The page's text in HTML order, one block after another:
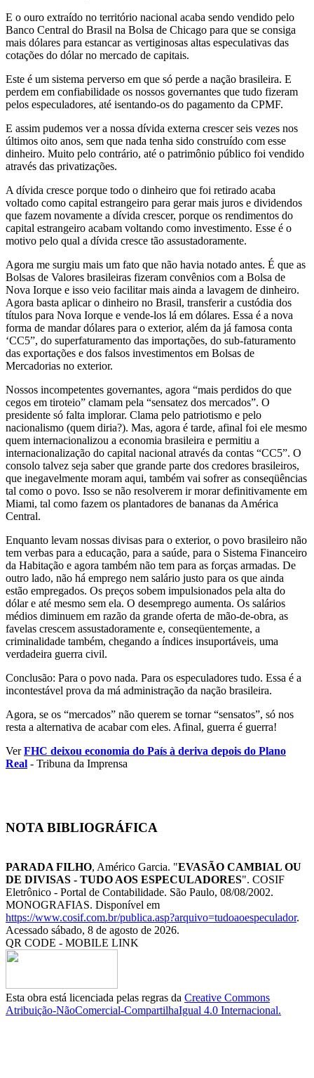
E o ouro extraído no território nacional acaba sendo vendido pelo
Banco Central do Brasil na Bolsa de Chicago para que se consiga
mais dólares para estancar as vertiginosas altas especulativas das
cotações do dólar no mercado de capitais.
Este é um sistema perverso em que só perde a nação brasileira. E
perdem em confiabilidade os nossos governantes que tudo fizeram
pelos especuladores, até isentando-os do pagamento da CPMF.
E assim pudemos ver a nossa dívida externa crescer seis vezes nos
últimos oito anos, sem que nada tenha sido construído com esse
dinheiro. Muito pelo contrário, até o patrimônio público foi vendido
através das privatizações.
A dívida cresce porque todo o dinheiro que foi retirado acaba
voltado como capital estrangeiro para gerar mais juros e dividendos
que fazem novamente a dívida crescer, porque os rendimentos do
capital estrangeiro acabam voltando como investimento. Esse é o
motivo pelo qual a dívida cresce tão assustadoramente.
Agora me surgiu mais um fato que não havia notado antes. É que as
Bolsas de Valores brasileiras fizeram convênios com a Bolsa de
Nova Iorque e isso veio facilitar mais ainda a lavagem de dinheiro.
Agora basta aplicar o dinheiro no Brasil, transferir a custódia dos
títulos para Nova Iorque e vende-los lá em dólares. Essa é a nova
forma de mandar dólares para o exterior, além da já famosa conta
‘CC5”, do superfaturamento das importações, do sub-faturamento
das exportações e dos falsos investimentos em Bolsas de
Mercadorias no exterior.
Nossos incompetentes governantes, agora “mais perdidos do que
cegos em tiroteio” clamam pela “sensatez dos mercados”. O
presidente só falta implorar. Clama pelo patriotismo e pelo
nacionalismo (quem diria?). Mas, agora é tarde, afinal foi ele mesmo
quem internacionalizou a economia brasileira e permitiu a
internacionalização do capital nacional através da contas “CC5”. O
consolo talvez seja saber que grande parte dos credores brasileiros,
que inegavelmente moram aqui, também vai sofrer as conseqüências
tal como o povo. Isso se não resolverem ir morar definitivamente em
Miami, tal como fazem os plantadores de bananas da América
Central.
Enquanto levam nossas divisas para o exterior, o povo brasileiro não
tem verbas para a educação, para a saúde, para o Sistema Financeiro
da Habitação e agora também não tem para as forças armadas. De
outro lado, não há emprego nem salário justo para os que ainda
estão empregados. Os preços sobem impulsionados pela alta do
dólar e até mesmo sem ela. O desemprego aumenta. Os salários
médios diminuem em razão da grande oferta de mão-de-obra, as
favelas crescem assustadoramente e, conseqüentemente, a
criminalidade também, chegando a índices insuportáveis, uma
verdadeira guerra civil.
Conclusão: Para o povo nada. Para os especuladores tudo. Essa é a
incontestável prova da má administração da nação brasileira.
Agora, se os “mercados” não querem se tornar “sensatos”, só nos
resta a alternativa de acabar com eles. Afinal, guerra é guerra!
VerFHC deixou economia do País à deriva depois do Plano
Real - Tribuna da Imprensa
NOTA BIBLIOGRÁFICA
PARADA FILHO, Américo Garcia. "EVASÃO CAMBIAL OU
DE DIVISAS - TUDO AOS ESPECULADORES". COSIF
Eletrônico - Portal de Contabilidade. São Paulo, 08/08/2002.
MONOGRAFIAS. Disponível em
https://www.cosif.com.br/publica.asp?arquivo=tudoaoespeculador.
Acessado sábado, 8 de agosto de 2026.
QR CODE - MOBILE LINK
Esta obra está licenciada pelas regras da Creative Commons
Atribuição-NãoComercial-CompartilhaIgual 4.0 Internacional.